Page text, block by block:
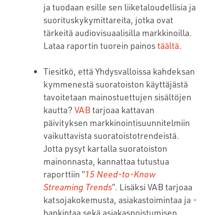
ja tuodaan esille sen liiketaloudellisia ja
suorituskykymittareita, jotka ovat
tärkeitä audiovisuaalisilla markkinoilla.
Lataa raportin tuorein painostäältä.
Tiesitkö, että Yhdysvalloissa kahdeksan
kymmenestä suoratoiston käyttäjästä
tavoitetaan mainostuettujen sisältöjen
kautta? VABtarjoaa kattavan
päivityksen markkinointisuunnitelmiin
vaikuttavista suoratoistotrendeistä.
Jotta pysyt kartalla suoratoiston
mainonnasta, kannattaa tutustua
raporttiin ”15 Need-to-Know
Streaming Trends”. Lisäksi VAB tarjoaa
katsojakokemusta, asiakastoimintaa ja -
hankintaa sekä asiakaspoistumisen